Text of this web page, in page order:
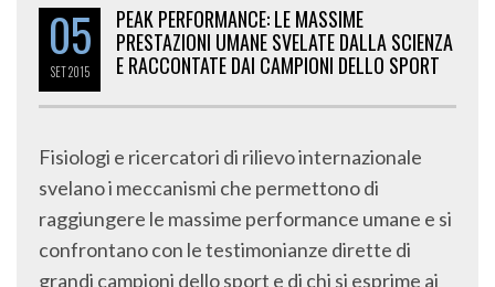
05
SET2015
PEAK PERFORMANCE: LE MASSIME
PRESTAZIONI UMANE SVELATE DALLA SCIENZA
E RACCONTATE DAI CAMPIONI DELLO SPORT
Fisiologi e ricercatori di rilievo internazionale
svelano i meccanismi che permettono di
raggiungere le massime performance umane e si
confrontano con le testimonianze dirette di
grandi campioni dello sport e di chi si esprime ai